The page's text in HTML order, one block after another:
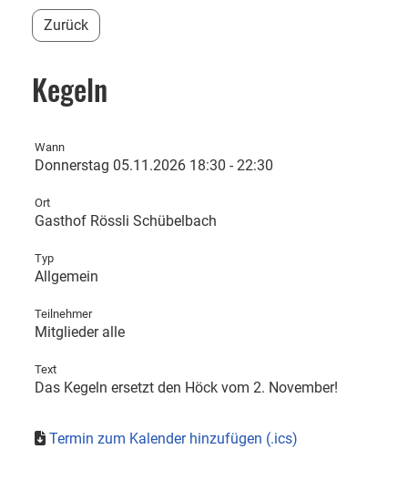
Zurück
Kegeln
Wann
Donnerstag 05.11.2026 18:30 - 22:30
Ort
Gasthof Rössli Schübelbach
Typ
Allgemein
Teilnehmer
Mitglieder alle
Text
Das Kegeln ersetzt den Höck vom 2. November!
Termin zum Kalender hinzufügen (.ics)